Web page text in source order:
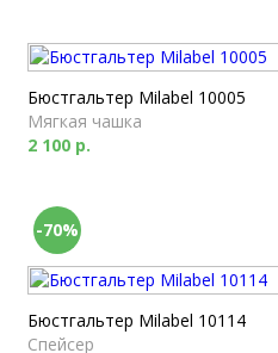
Бюстгальтер Milabel 10005
Мягкая чашка
2 100 р.
-70%
Бюстгальтер Milabel 10114
Спейсер